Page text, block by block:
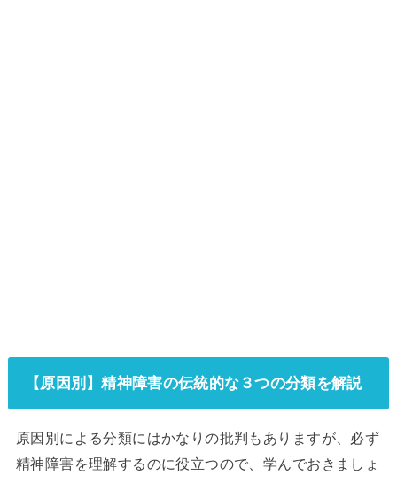
【原因別】精神障害の伝統的な３つの分類を解説
原因別による分類にはかなりの批判もありますが、必ず
精神障害を理解するのに役立つので、学んでおきましょ